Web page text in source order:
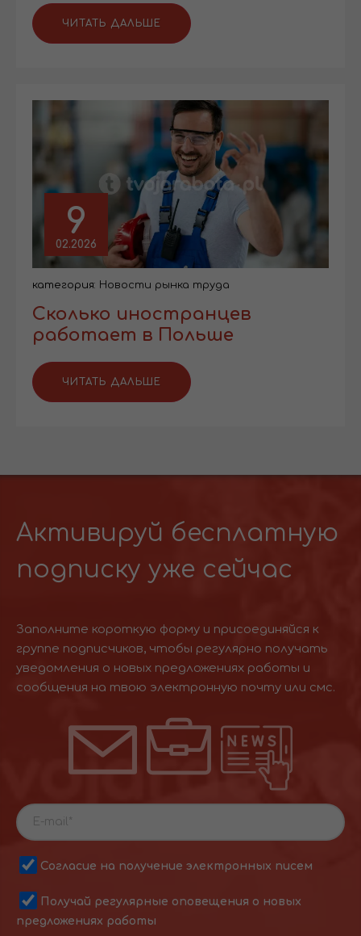
ЧИТАТЬ ДАЛЬШЕ
9
02.2026
категория: Новости рынка труда
Сколько иностранцев
работает в Польше
ЧИТАТЬ ДАЛЬШЕ
Активируй бесплатную
подписку уже сейчас
Заполните короткую форму и присоединяйся к
группе подписчиков, чтобы регулярно получать
уведомления о новых предложениях работы и
сообщения на твою электронную почту или смс.
Согласие на получение электронных писем
Получай регулярные оповещения о новых
предложениях работы